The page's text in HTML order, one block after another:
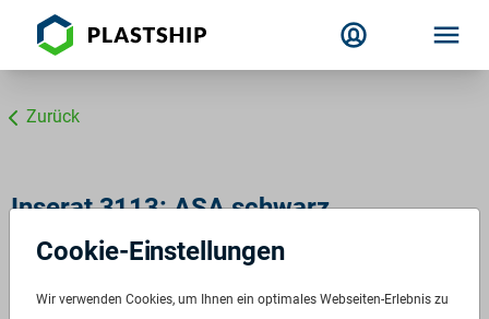
Zurück
Inserat 3113: ASA schwarz
Luran S 757 R BK71200
ID:3113
Cookie-Einstellungen
Wir verwenden Cookies, um Ihnen ein optimales Webseiten-Erlebnis zu